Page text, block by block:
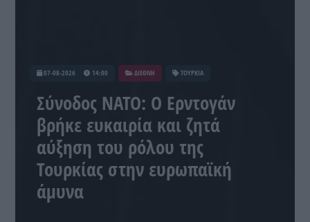
07-08-2026 14:00 ΔΙΕΘΝΗ ΤΟΥΡΚΙΑ
Σύνοδος ΝΑΤΟ: Ο Ερντογάν
βρήκε ευκαιρία και ζητά
αύξηση του ρόλου της
Τουρκίας στην ευρωπαϊκή
άμυνα